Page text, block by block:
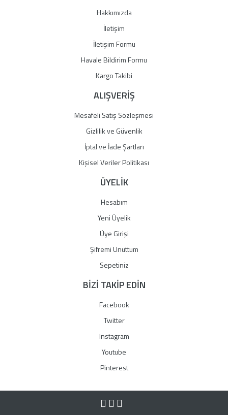
Gönder
Hakkımızda
İletişim
İletişim Formu
Havale Bildirim Formu
Kargo Takibi
ALIŞVERİŞ
Mesafeli Satış Sözleşmesi
Gizlilik ve Güvenlik
İptal ve İade Şartları
Kişisel Veriler Politikası
ÜYELİK
Hesabım
Yeni Üyelik
Üye Girişi
Şifremi Unuttum
Sepetiniz
BİZİ TAKİP EDİN
Facebook
Twitter
Instagram
Youtube
Pinterest